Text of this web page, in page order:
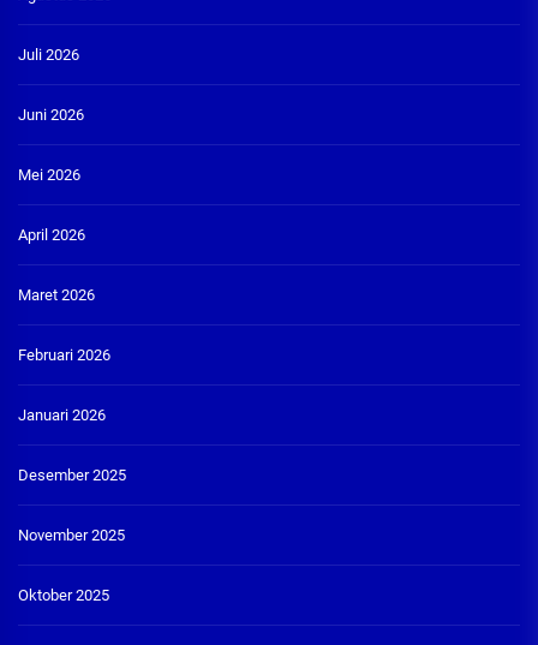
Juli 2026
Juni 2026
Mei 2026
April 2026
Maret 2026
Februari 2026
Januari 2026
Desember 2025
November 2025
Oktober 2025